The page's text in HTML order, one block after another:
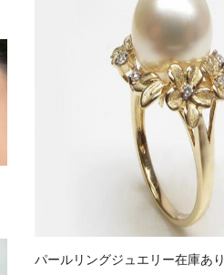
パールリングジュエリー在庫あり